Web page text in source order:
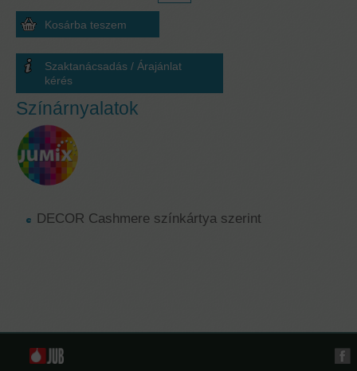
Szaktanácsadás / Árajánlat
kérés
Színárnyalatok
DECOR Cashmere színkártya szerint